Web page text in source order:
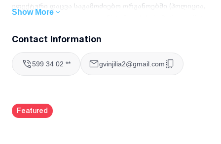
ეფექტური დაცვა საგამოძიებო ორგანოებში (პოლიცია,
პროკურატურა) და ყველა ინსტანციის სასამართლოში;
• საპროცესო წარმომადგენლობა: აღკვეთის ღონისძიების
• გასაჩივრება: განაჩენების ანალიზი, სააპელაციო და
• საოჯახო და მემკვიდრეობითი დავები: განქორწინება,
Show More
Contact Information
599 34 02 ** gvinjilia2@gmail.com
Featured